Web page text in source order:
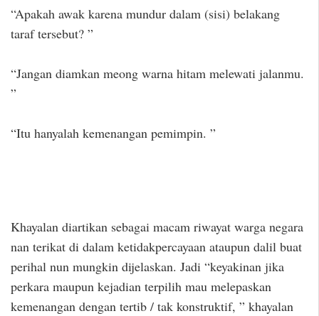
“Apakah awak karena mundur dalam (sisi) belakang
taraf tersebut? ”
“Jangan diamkan meong warna hitam melewati jalanmu.
”
“Itu hanyalah kemenangan pemimpin. ”
Khayalan diartikan sebagai macam riwayat warga negara
nan terikat di dalam ketidakpercayaan ataupun dalil buat
perihal nun mungkin dijelaskan. Jadi “keyakinan jika
perkara maupun kejadian terpilih mau melepaskan
kemenangan dengan tertib / tak konstruktif, ” khayalan